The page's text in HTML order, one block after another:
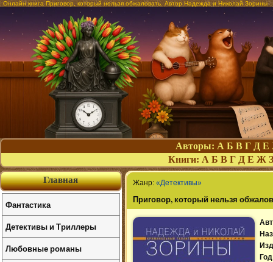
Онлайн книга Приговор, который нельзя обжаловать. Автор Надежда и Николай Зорины
Авторы: А Б В Г Д Е
Книги: А Б В Г Д Е Ж З
Жанр: «Детективы»
Приговор, который нельзя
Главная
Фантастика
Детективы и Триллеры
Любовные романы